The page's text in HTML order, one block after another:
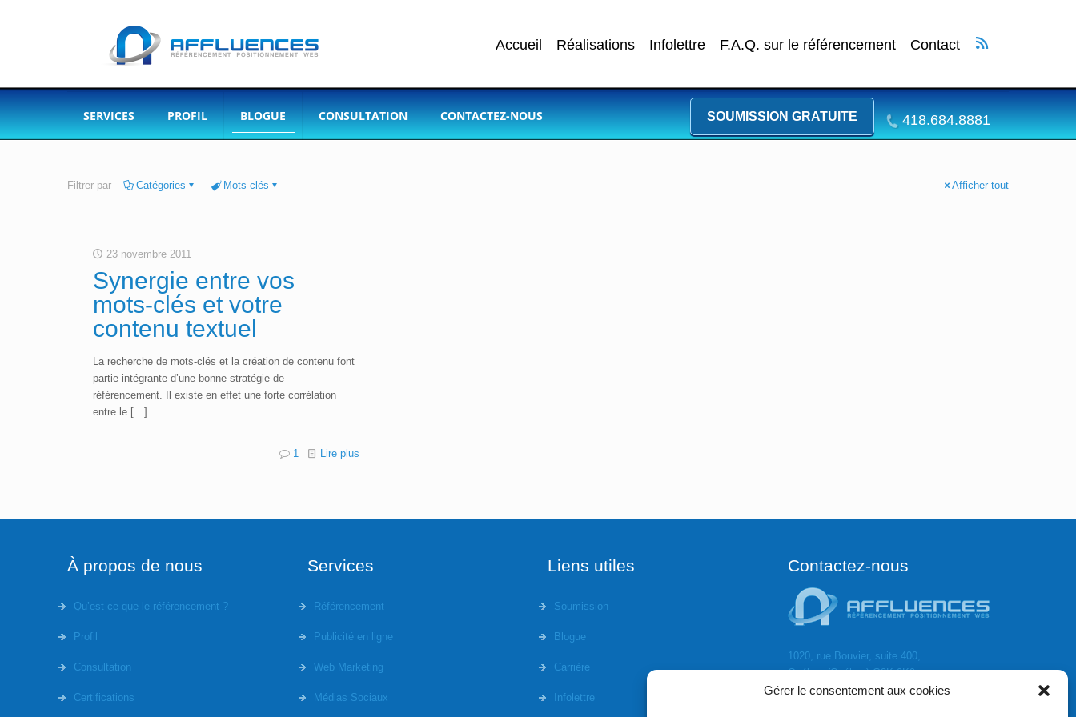
Gérer le consentement aux cookies
SERVICES PROFIL BLOGUE CONSULTATION CONTACTEZ-NOUS
Accueil Réalisations Infolettre F.A.Q. sur le référencement Contact
SOUMISSION GRATUITE 418.684.8881
Filtrer par Catégories Mots clés Afficher tout
23 novembre 2011
Synergie entre vos
mots-clés et votre
contenu textuel
La recherche de mots-clés et la création de contenu font
partie intégrante d’une bonne stratégie de
référencement. Il existe en effet une forte corrélation
entre le[…]
1 Lire plus
À propos de nous
Qu’est-ce que le référencement ?
Profil
Consultation
Certifications
Services
Référencement
Publicité en ligne
Web Marketing
Médias Sociaux
Liens utiles
Soumission
Blogue
Carrière
Infolettre
Contactez-nous
1020, rue Bouvier, suite 400,
Québec (Québec) G2K 0K9